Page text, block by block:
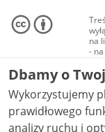
na
-
Dbamy o
Wykorzystujemy
prawidłowego
analizy ruchu i